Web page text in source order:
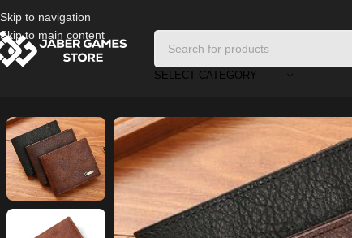
Skip to navigation
Skip to main content
SELECT CATEGORY
Mosey Men’s Faux Leather Wallet